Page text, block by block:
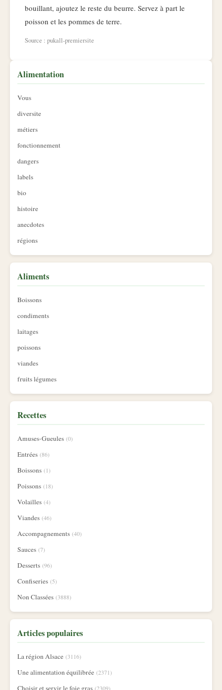
bouillant, ajoutez le reste du beurre. Servez à part le
poisson et les pommes de terre.
Source : pukall-premiersite
Alimentation
Vous
diversite
métiers
fonctionnement
dangers
labels
bio
histoire
anecdotes
régions
Aliments
Boissons
condiments
laitages
poissons
viandes
fruits légumes
Recettes
Amuses-Gueules (0)
Entrées (86)
Boissons (1)
Poissons (18)
Volailles (4)
Viandes (46)
Accompagnements (40)
Sauces (7)
Desserts (96)
Confiseries (5)
Non Classées (3888)
Articles populaires
La région Alsace (3116)
Une alimentation équilibrée (2371)
Choisir et servir le foie gras (2309)